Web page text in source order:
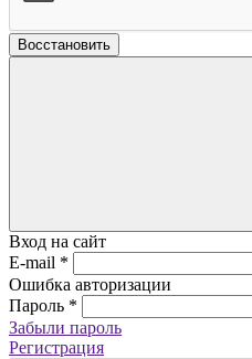
Восстановить
Вход на сайт
E-mail *
Ошибка авторизации
Пароль *
Забыли пароль
Регистрация